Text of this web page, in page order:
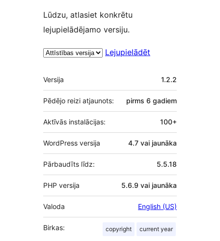
Lūdzu, atlasiet konkrētu
lejupielādējamo versiju.
Lejupielādēt
Meta
Versija 1.2.2
Pēdējo reizi atjaunots: pirms 6 gadiem
Aktīvās instalācijas: 100+
WordPress versija 4.7 vai jaunāka
Pārbaudīts līdz: 5.5.18
PHP versija 5.6.9 vai jaunāka
Valoda English (US)
Birkas: copyright current year